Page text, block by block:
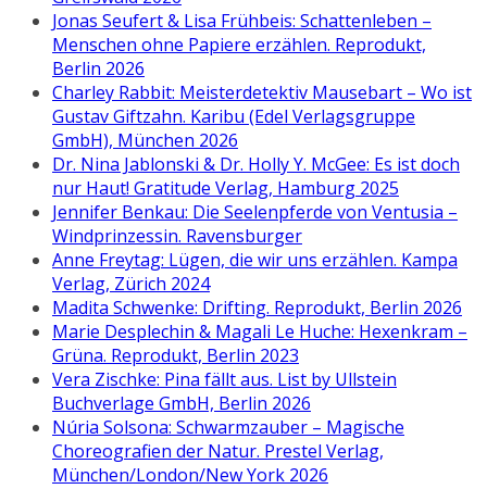
Jonas Seufert & Lisa Frühbeis: Schattenleben –
Menschen ohne Papiere erzählen. Reprodukt,
Berlin 2026
Charley Rabbit: Meisterdetektiv Mausebart – Wo ist
Gustav Giftzahn. Karibu (Edel Verlagsgruppe
GmbH), München 2026
Dr. Nina Jablonski & Dr. Holly Y. McGee: Es ist doch
nur Haut! Gratitude Verlag, Hamburg 2025
Jennifer Benkau: Die Seelenpferde von Ventusia –
Windprinzessin. Ravensburger
Anne Freytag: Lügen, die wir uns erzählen. Kampa
Verlag, Zürich 2024
Madita Schwenke: Drifting. Reprodukt, Berlin 2026
Marie Desplechin & Magali Le Huche: Hexenkram –
Grüna. Reprodukt, Berlin 2023
Vera Zischke: Pina fällt aus. List by Ullstein
Buchverlage GmbH, Berlin 2026
Núria Solsona: Schwarmzauber – Magische
Choreografien der Natur. Prestel Verlag,
München/London/New York 2026